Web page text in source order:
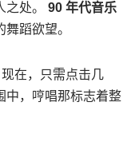
之处。 90 年代音乐
蹈欲望。
在，只需点击几
中，哼唱那标志着整